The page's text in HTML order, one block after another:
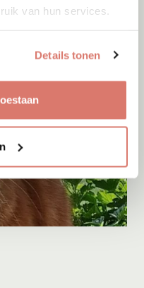
van hun services.
Details tonen